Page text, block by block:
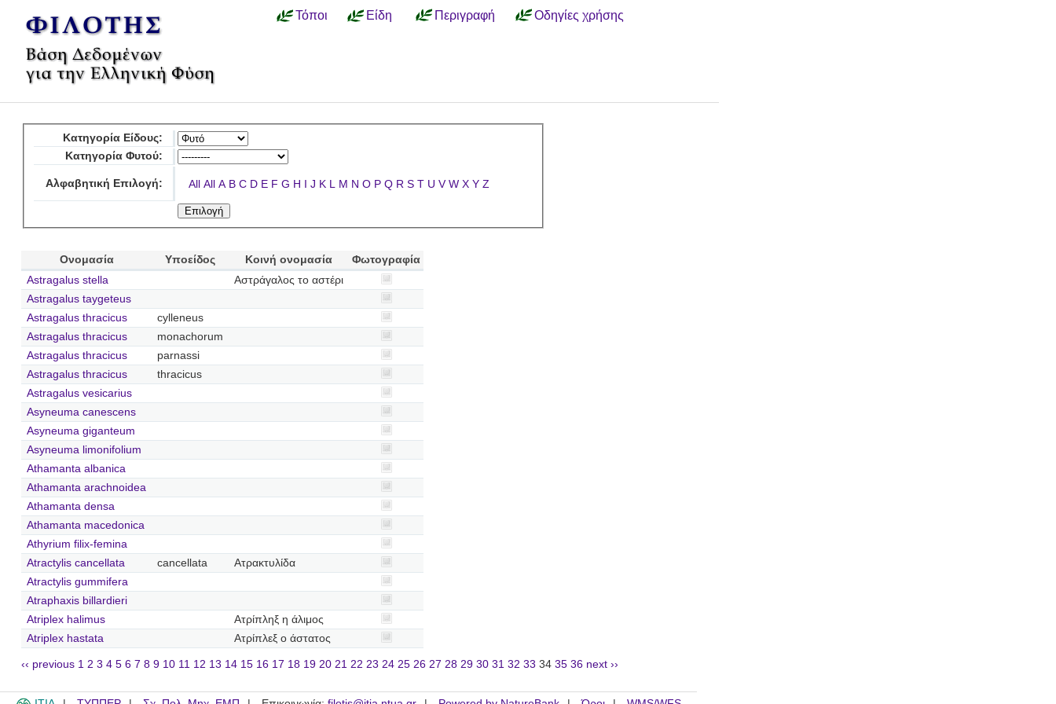
Τόποι Είδη Περιγραφή Οδηγίες χρήσης
Κατηγορία Είδους:
Κατηγορία Φυτού:
Αλφαβητική Επιλογή: All All A B C D E F G H I J K L M N O P Q R S T U V W X Y Z
Ονομασία Υποείδος Κοινή ονομασία
Φωτογραφία
Astragalus stella
Αστράγαλος το αστέρι
Astragalus taygeteus
Astragalus thracicus
cylleneus
Astragalus thracicus
monachorum
Astragalus thracicus
parnassi
Astragalus thracicus
thracicus
Astragalus vesicarius
Asyneuma canescens
Asyneuma giganteum
Asyneuma limonifolium
Athamanta albanica
Athamanta arachnoidea
Athamanta densa
Athamanta macedonica
Athyrium filix-femina
Atractylis cancellata
cancellata
Ατρακτυλίδα
Atractylis gummifera
Atraphaxis billardieri
Atriplex halimus
Ατρίπληξ η άλιμος
Atriplex hastata
Ατρίπλεξ ο άστατος
‹‹ previous 1 2 3 4 5 6 7 8 9 10 11 12 13 14 15 16 17 18 19 20 21 22 23 24 25 26 27 28 29 30 31 32 33 34 35 36 next ››